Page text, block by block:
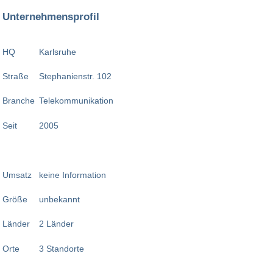
Unternehmensprofil
HQ
Straße
Branche
Seit
Umsatz
Größe
Länder
Orte
Karlsruhe
Stephanienstr. 102
Telekommunikation
2005
keine Information
unbekannt
2 Länder
3 Standorte